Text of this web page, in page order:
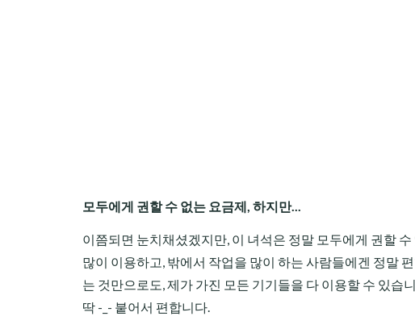
모두에게 권할 수 없는 요금제, 하지만...
이쯤되면 눈치채셨겠지만, 이 녀석은 정말 모두에게 권할
많이 이용하고, 밖에서 작업을 많이 하는 사람들에겐 정말
는 것만으로도, 제가 가진 모든 기기들을 다 이용할 수 있
딱 -_- 붙어서 편합니다.